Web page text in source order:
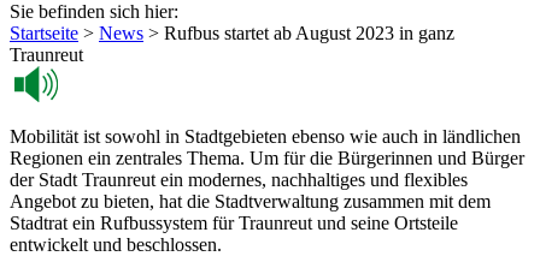
Sie befinden sich hier:
Startseite > News > Rufbus startet ab August 2023 in ganz
Traunreut
Mobilität ist sowohl in Stadtgebieten ebenso wie auch in ländlichen
Regionen ein zentrales Thema. Um für die Bürgerinnen und Bürger
der Stadt Traunreut ein modernes, nachhaltiges und flexibles
Angebot zu bieten, hat die Stadtverwaltung zusammen mit dem
Stadtrat ein Rufbussystem für Traunreut und seine Ortsteile
entwickelt und beschlossen.